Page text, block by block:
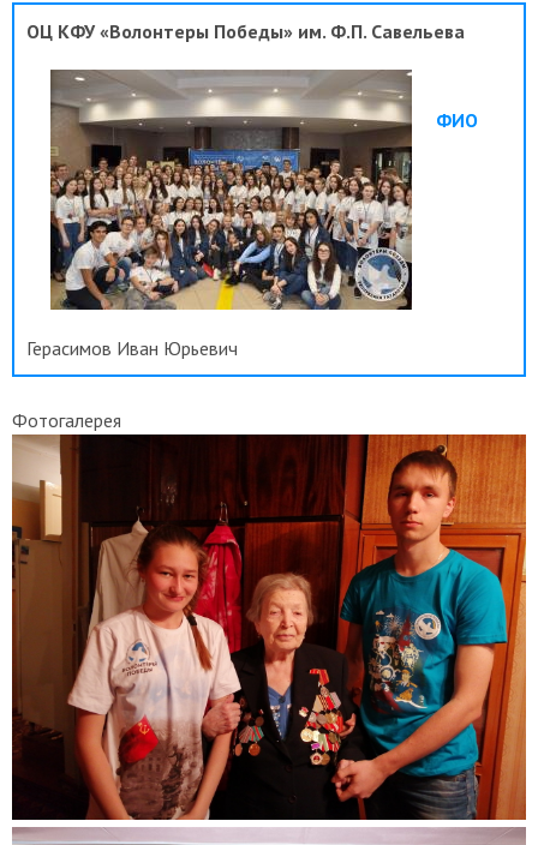
<<
ОЦ КФУ «Волонтеры Победы» им. Ф.П. Савельева
ФИО
Герасимов Иван Юрьевич
Фотогалерея